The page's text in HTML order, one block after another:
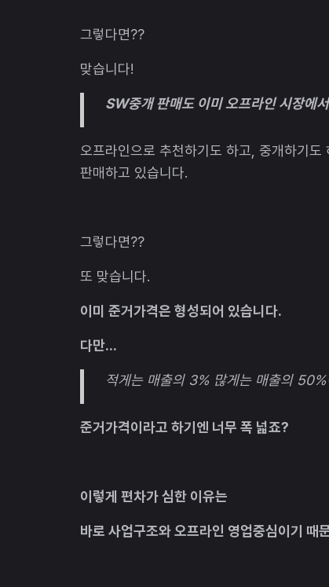
그렇다면??
맞습니다!
SW중개 판매도 이미 오프라인 시장에
오프라인으로 추천하기도 하고, 중개하기
판매하고 있습니다.
그렇다면??
또 맞습니다.
이미 준거가격은 형성되어 있습니다.
다만...
적게는 매출의 3% 많게는 매출의 50%
준거가격이라고 하기엔 너무 폭 넓죠?
이렇게 편차가 심한 이유는
바로 사업구조와 오프라인 영업중심이기 때